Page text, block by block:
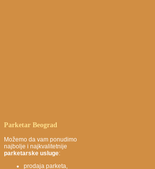
Parketar Beograd
Možemo da vam ponudimo
najbolje i najkvalitetnije
parketarske usluge:
prodaja parketa,